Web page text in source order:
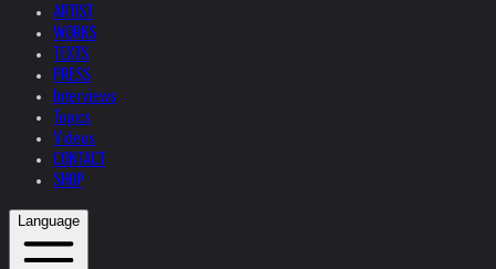
ARTIST
WORKS
TEXTS
PRESS
Interviews
Topics
Videos
CONTACT
SHOP
Language